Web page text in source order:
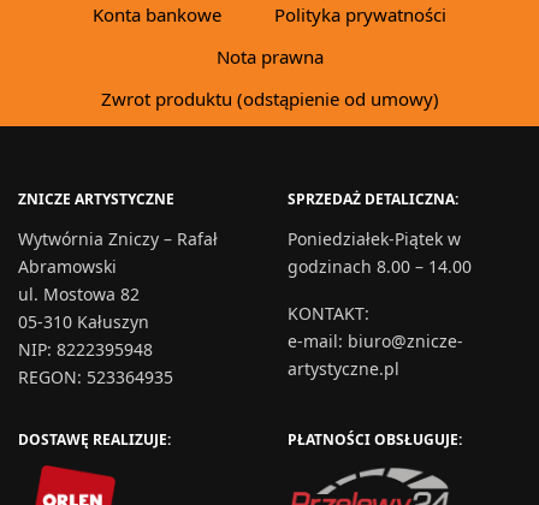
Konta bankowe
Polityka prywatności
Nota prawna
Zwrot produktu (odstąpienie od umowy)
ZNICZE ARTYSTYCZNE
Wytwórnia Zniczy – Rafał
Abramowski
ul. Mostowa 82
05-310 Kałuszyn
NIP: 8222395948
REGON: 523364935
SPRZEDAŻ DETALICZNA:
Poniedziałek-Piątek w
godzinach 8.00 – 14.00
KONTAKT:
e-mail: biuro@znicze-
artystyczne.pl
DOSTAWĘ REALIZUJE: PŁATNOŚCI OBSŁUGUJE: